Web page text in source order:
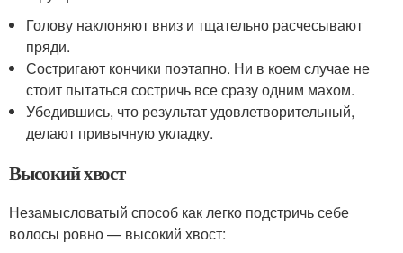
Голову наклоняют вниз и тщательно расчесывают
пряди.
Состригают кончики поэтапно. Ни в коем случае не
стоит пытаться состричь все сразу одним махом.
Убедившись, что результат удовлетворительный,
делают привычную укладку.
Высокий хвост
Незамысловатый способ как легко подстричь себе
волосы ровно — высокий хвост: